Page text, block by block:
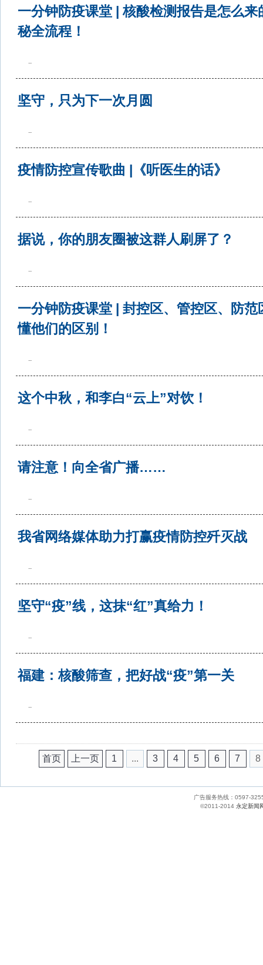
一分钟防疫课堂 | 核酸检测报告是怎么来
秘全流程！
..
坚守，只为下一次月圆
..
疫情防控宣传歌曲 |《听医生的话》
..
据说，你的朋友圈被这群人刷屏了？
..
一分钟防疫课堂 | 封控区、管控区、防范
懂他们的区别！
..
这个中秋，和李白“云上”对饮！
..
请注意！向全省广播……
..
我省网络媒体助力打赢疫情防控歼灭战
..
坚守“疫”线，这抹“红”真给力！
..
福建：核酸筛查，把好战“疫”第一关
..
首页 上一页 1 ... 3 4 5 6 7 8
广告服务热线：0597-
©2011-2014永定新闻